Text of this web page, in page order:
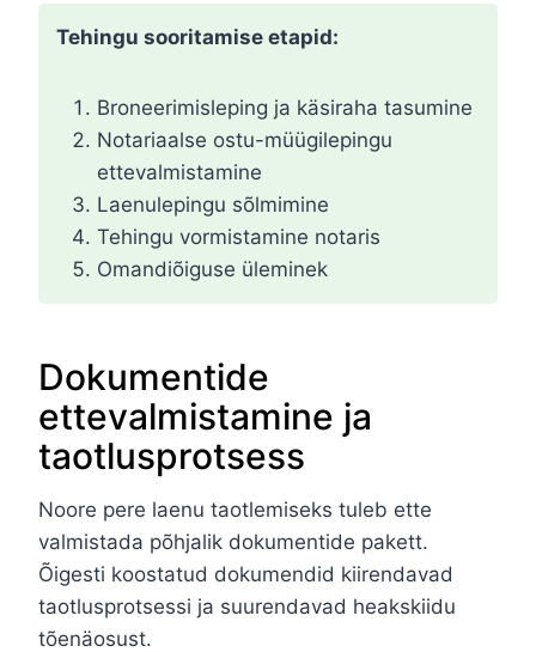
Tehingu sooritamise etapid:
Broneerimisleping ja käsiraha tasumine
Notariaalse ostu-müügilepingu
ettevalmistamine
Laenulepingu sõlmimine
Tehingu vormistamine notaris
Omandiõiguse üleminek
Dokumentide
ettevalmistamine ja
taotlusprotsess
Noore pere laenu taotlemiseks tuleb ette
valmistada põhjalik dokumentide pakett.
Õigesti koostatud dokumendid kiirendavad
taotlusprotsessi ja suurendavad heakskiidu
tõenäosust.